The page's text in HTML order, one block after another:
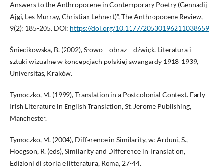
Answers to the Anthropocene in Contemporary Poetry (Gennadij
Ajgi, Les Murray, Christian Lehnert)”, The Anthropocene Review,
9(2): 185-205. DOI: https://doi.org/10.1177/20530196211038659
Śniecikowska, B. (2002), Słowo – obraz – dźwięk. Literatura i
sztuki wizualne w koncepcjach polskiej awangardy 1918-1939,
Universitas, Kraków.
Tymoczko, M. (1999), Translation in a Postcolonial Context. Early
Irish Literature in English Translation, St. Jerome Publishing,
Manchester.
Tymoczko, M. (2004), Difference in Similarity, w: Arduni, S.,
Hodgson, R. (eds), Similarity and Difference in Translation,
Edizioni di storia e litteratura, Roma, 27-44.